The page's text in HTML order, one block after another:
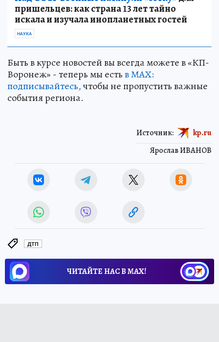
пришельцев: как страна 13 лет тайно
искала и изучала инопланетных гостей
НАУКА
Быть в курсе новостей вы всегда можете в «КП-
Воронеж» - теперь мы естьв МАХ:
подписывайтесь,чтобы не пропустить важные
события региона.
Ярослав ИВАНОВ
Источник: kp.ru
ДТП
ЧИТАЙТЕ НАС В МАХ!